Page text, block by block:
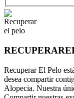
Recuperar El Pelo
desea compartir
Alopecia. Nuestra